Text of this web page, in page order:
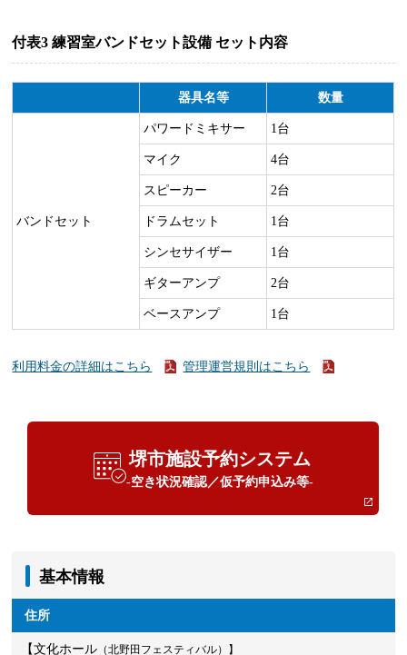
付表3 練習室バンドセット設備 セット内容
器具名等 数量
バンドセット
パワードミキサー 1台
マイク 4台
スピーカー 2台
ドラムセット 1台
シンセサイザー 1台
ギターアンプ 2台
ベースアンプ 1台
利用料金の詳細はこちら 管理運営規則はこちら
堺市施設予約システム
-空き状況確認／仮予約申込み等-
基本情報
住所
【文化ホール （北野田フェスティバル）】